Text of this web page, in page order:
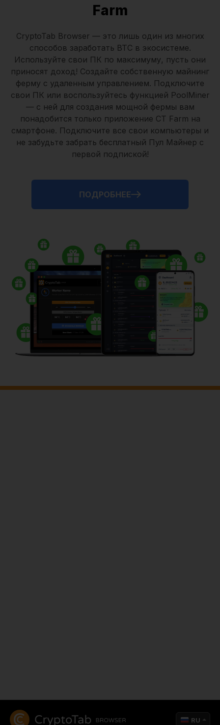
Farm
CryptoTab Browser — это лишь один из многих
способов заработать BTC в экосистеме.
Используйте свои ПК по максимуму, пусть они
приносят доход! Создайте собственную майнинг
ферму с удаленным управлением. Подключите
свои ПК или воспользуйтесь функцией PoolMiner
— с ней для создания мощной фермы вам
понадобится только приложение CT Farm на
смартфоне. Подключите все свои компьютеры и
не забудьте забрать бесплатный Пул Майнер с
первой подпиской!
ПОДРОБНЕЕ
RU